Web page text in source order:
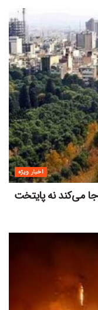
اخبار ویژه
می‌کند نه پایتخت